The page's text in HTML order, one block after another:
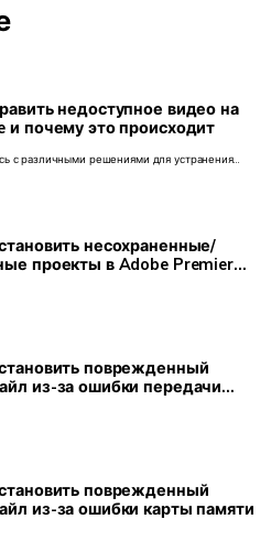
недоступное видео на
и почему это происходит
с различными решениями для устранения
несохраненные/
проекты в Adobe Premiere
поврежденный
из-за ошибки передачи
поврежденный
из-за ошибки карты памяти